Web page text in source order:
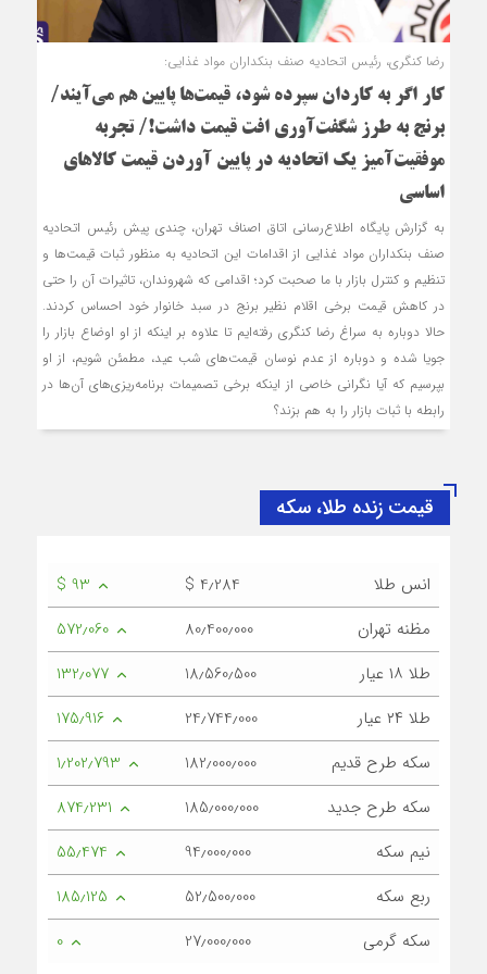
رضا کنگری، رئیس اتحادیه صنف بنکداران مواد غذایی:
کار اگر به کاردان سپرده شود، قیمت‌ها پایین هم می‌آیند/
برنج به طرز شگفت‌آوری افت قیمت داشت!/ تجربه
موفقیت‌آمیز یک اتحادیه در پایین آوردن قیمت کالاهای
اساسی
به گزارش پایگاه اطلاع‌رسانی اتاق اصناف تهران، چندی پیش رئیس اتحادیه
صنف بنکداران مواد غذایی از اقدامات این اتحادیه به منظور ثبات قیمت‌ها و
تنظیم و کنترل بازار با ما صحبت کرد؛ اقدامی که شهروندان، تاثیرات آن را حتی
در کاهش قیمت برخی اقلام نظیر برنج در سبد خانوار خود احساس کردند.
حالا دوباره به سراغ رضا کنگری رفته‌ایم تا علاوه بر اینکه از او اوضاع بازار را
جویا شده و دوباره از عدم نوسان قیمت‌های شب عید، مطمئن شویم، از او
بپرسیم که آیا نگرانی خاصی از اینکه برخی تصمیمات برنامه‌ریزی‌های آن‌ها در
رابطه با ثبات بازار را به هم بزند؟
قیمت زنده طلا، سکه
انس طلا $ 4٫284
$ 93
مظنه تهران
80٫400٫000
572٫060
طلا ۱۸ عیار
18٫560٫500
132٫077
طلا ۲۴ عیار
24٫744٫000
175٫916
سکه طرح قدیم
182٫000٫000
1٫202٫793
سکه طرح جدید
185٫000٫000
874٫231
نیم سکه
94٫000٫000
55٫474
ربع سکه
52٫500٫000
185٫125
سکه گرمی
27٫000٫000 0